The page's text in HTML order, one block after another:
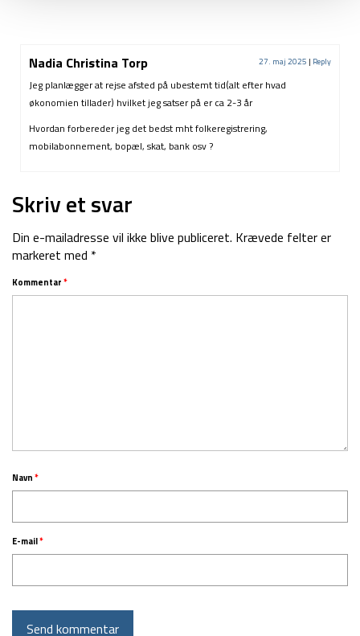
Nadia Christina Torp 27. maj 2025 | Reply
Jeg planlægger at rejse afsted på ubestemt tid(alt efter hvad
økonomien tillader) hvilket jeg satser på er ca 2-3 år
Hvordan forbereder jeg det bedst mht folkeregistrering,
mobilabonnement, bopæl, skat, bank osv ?
Skriv et svar
Din e-mailadresse vil ikke blive publiceret. Krævede felter er
markeret med *
Kommentar*
Navn*
E-mail*